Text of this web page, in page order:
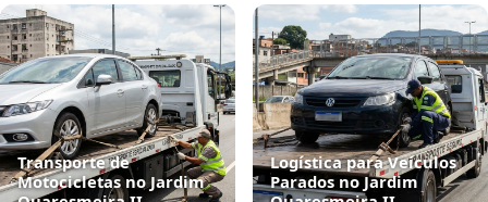
Transporte de
Motocicletas no Jardim
Logística para Veículos
Parados no Jardim